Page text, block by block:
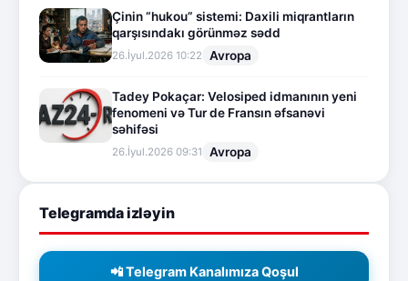
Çinin “hukou” sistemi: Daxili miqrantların
qarşısındakı görünməz sədd
26.İyul.2026 10:22 Avropa
Tadey Pokaçar: Velosiped idmanının yeni
fenomeni və Tur de Fransın əfsanəvi
səhifəsi
26.İyul.2026 09:31 Avropa
Telegramda izləyin
📲 Telegram Kanalımıza Qoşul